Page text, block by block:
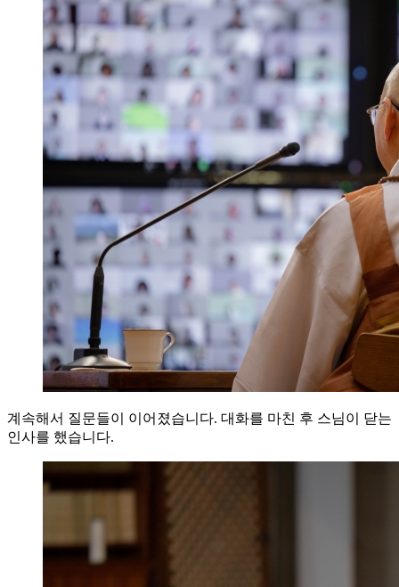
계속해서 질문들이 이어졌습니다. 대화를 마친 후 스님이 닫는
인사를 했습니다.